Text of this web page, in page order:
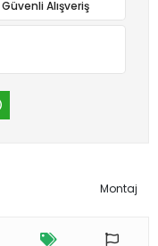
Güvenli Alışveriş
Montaj